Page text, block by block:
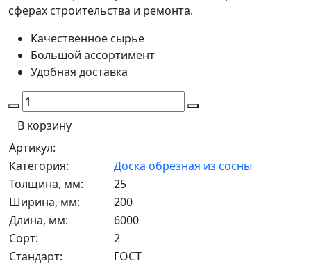
сферах строительства и ремонта.
Качественное сырье
Большой ассортимент
Удобная доставка
В корзину
Артикул:
Категория:
Доска обрезная из сосны
Толщина, мм:
25
Ширина, мм:
200
Длина, мм:
6000
Сорт:
2
Стандарт:
ГОСТ